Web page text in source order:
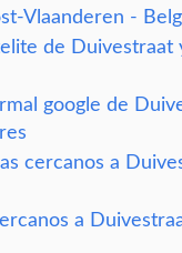
Vlaanderen -
de Duivestraat
google de
cercanos a
a